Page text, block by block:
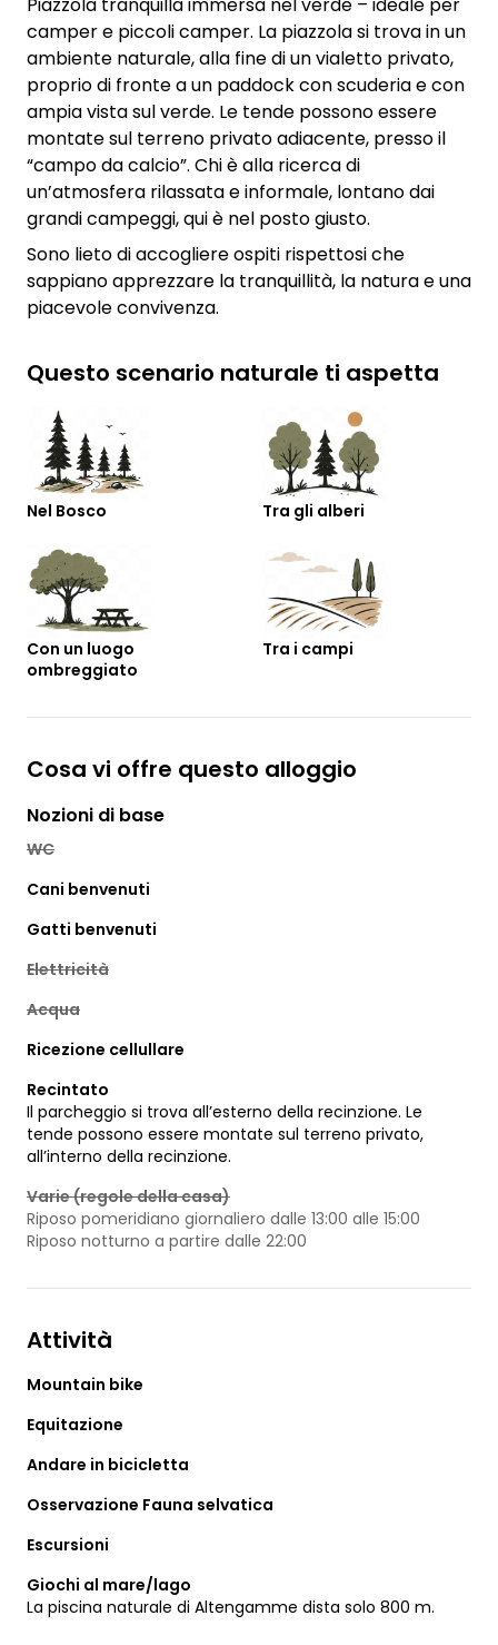
camper e piccoli camper. La piazzola si trova in un
ambiente naturale, alla fine di un vialetto privato,
proprio di fronte a un paddock con scuderia e con
ampia vista sul verde. Le tende possono essere
montate sul terreno privato adiacente, presso il
“campo da calcio”. Chi è alla ricerca di
un’atmosfera rilassata e informale, lontano dai
grandi campeggi, qui è nel posto giusto.
Sono lieto di accogliere ospiti rispettosi che
sappiano apprezzare la tranquillità, la natura e una
piacevole convivenza.
Questo scenario naturale ti aspetta
Nel Bosco Tra gli alberi
Con un luogo
ombreggiato
Tra i campi
Cosa vi offre questo alloggio
Nozioni di base
WC
Cani benvenuti
Gatti benvenuti
Elettricità
Acqua
Ricezione cellullare
Recintato
Il parcheggio si trova all’esterno della recinzione. Le
tende possono essere montate sul terreno privato,
all’interno della recinzione.
Varie (regole della casa)
Riposo pomeridiano giornaliero dalle 13:00 alle 15:00
Riposo notturno a partire dalle 22:00
Attività
Mountain bike
Equitazione
Andare in bicicletta
Osservazione Fauna selvatica
Escursioni
Giochi al mare/lago
La piscina naturale di Altengamme dista solo 800 m.